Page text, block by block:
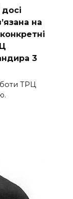
на
3
ТРЦ